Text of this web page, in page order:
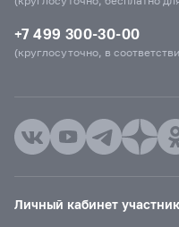
+7 499 300-30-00
(круглосуточно, в
Личный кабинет